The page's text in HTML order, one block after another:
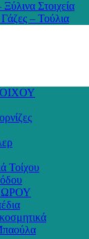
Στοιχεία
– Τούλια
Τοίχου